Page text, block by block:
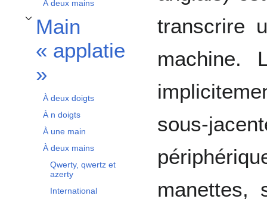
À deux mains
Main
« applatie
»
Afficher / masquer la sous-section Main « applatie »
À deux doigts
À n doigts
À une main
À deux mains
Qwerty, qwertz et
azerty
International
transcrire
machine.
sous-
manettes,